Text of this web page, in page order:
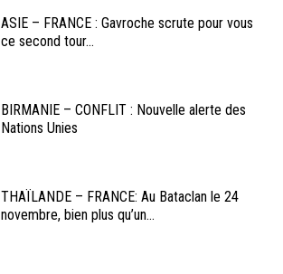
ASIE – FRANCE : Gavroche scrute pour vous
ce second tour...
BIRMANIE – CONFLIT : Nouvelle alerte des
Nations Unies
THAÏLANDE – FRANCE: Au Bataclan le 24
novembre, bien plus qu’un...